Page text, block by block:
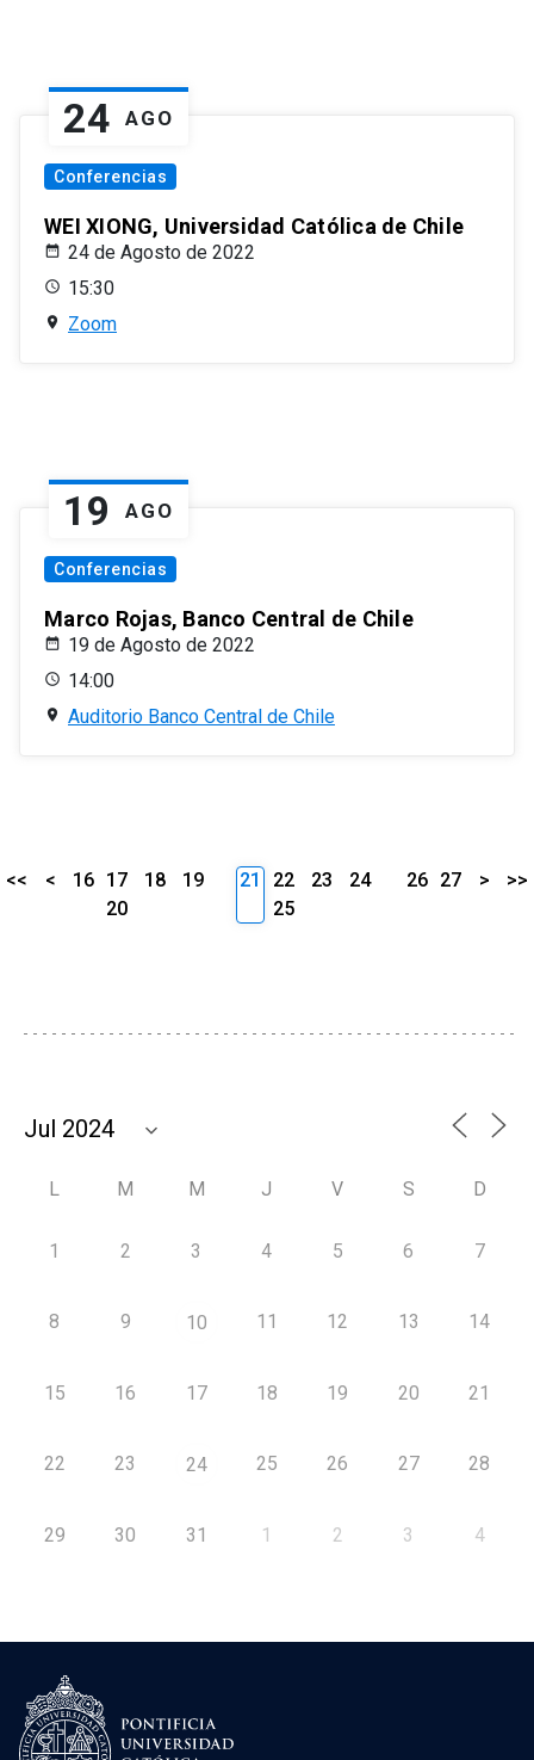
24 AGO
Conferencias
WEI XIONG, Universidad Católica de Chile
24 de Agosto de 2022
15:30
Zoom
19 AGO
Conferencias
Marco Rojas, Banco Central de Chile
19 de Agosto de 2022
14:00
Auditorio Banco Central de Chile
<< < 16 17 18
19
20
21 22 23
24
25
26 27 > >>
L M M J V S D
1 2 3 4 5 6 7
8 9 10 11 12 13 14
15 16 17 18 19 20 21
22 23 24 25 26 27 28
29 30 31 1 2 3 4